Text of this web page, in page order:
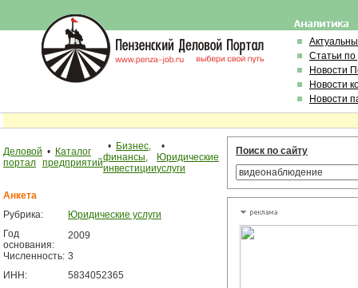
Статьи
Новости
Новости
Новости
Деловой
портал
• Каталог
предприятий
• Бизнес,
финансы,
инвестиции
•
Юридические
услуги
Анкета
Рубрика:
Юридические услуги
Год
основания:
2009
Численность: 3
ИНН:
5834052365
Поиск по сайту